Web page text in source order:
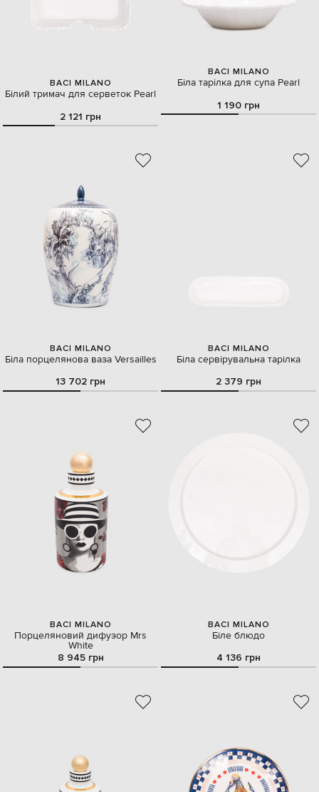
BACI MILANO
Білий тримач для серветок Pearl
2 121 грн
BACI MILANO
Біла тарілка для супа Pearl
1 190 грн
BACI MILANO
Біла порцелянова ваза Versailles
13 702 грн
BACI MILANO
Біла сервірувальна тарілка
2 379 грн
BACI MILANO
Порцеляновий дифузор Mrs
White
8 945 грн
BACI MILANO
Біле блюдо
4 136 грн